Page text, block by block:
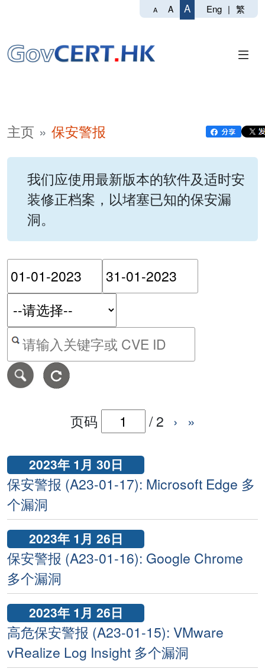
A A A Eng | 繁
主页 保安警报
我们应使用最新版本的软件及适时安
装修正档案，以堵塞已知的保安漏
洞。
请输入搜索日期范围的开
按关键字或 CVE ID 搜寻保安警报
页码 /2 › »
2023年 1月 30日
保安警报 (A23-01-17): Microsoft Edge 多
个漏洞
2023年 1月 26日
保安警报 (A23-01-16): Google Chrome
多个漏洞
2023年 1月 26日
高危保安警报 (A23-01-15): VMware
vRealize Log Insight 多个漏洞